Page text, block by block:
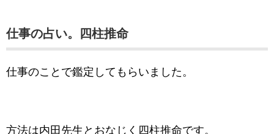
仕事の占い。四柱推命
仕事のことで鑑定してもらいました。
方法は内田先生とおなじく四柱推命です。